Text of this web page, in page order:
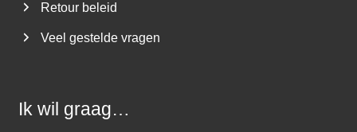
Retour beleid
Veel gestelde vragen
Ik wil graag…